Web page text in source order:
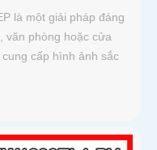
là một giải pháp đáng
văn phòng hoặc cửa
cấp hình ảnh sắc